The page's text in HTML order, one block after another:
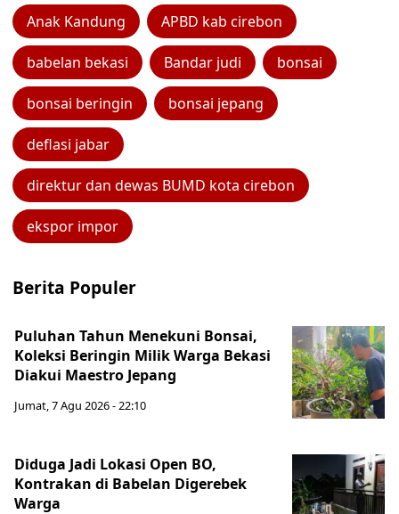
Anak Kandung APBD kab cirebon
babelan bekasi Bandar judi bonsai
bonsai beringin bonsai jepang
deflasi jabar
direktur dan dewas BUMD kota cirebon
ekspor impor
Berita Populer
Puluhan Tahun Menekuni Bonsai,
Koleksi Beringin Milik Warga Bekasi
Diakui Maestro Jepang
Jumat, 7 Agu 2026 - 22:10
Diduga Jadi Lokasi Open BO,
Kontrakan di Babelan Digerebek
Warga